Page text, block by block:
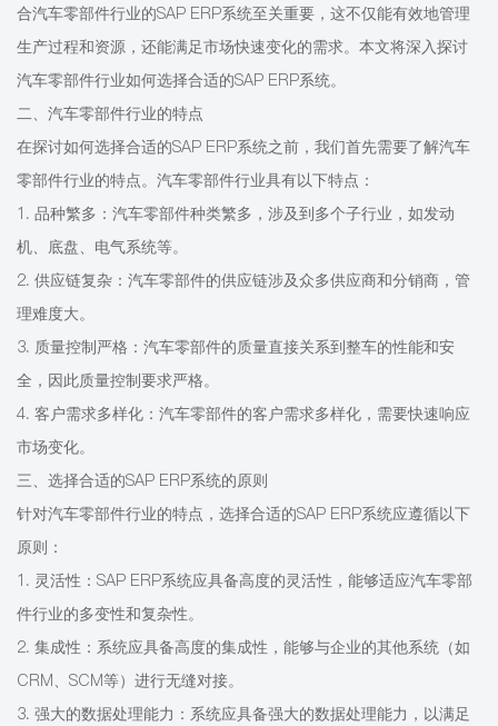
合汽车零部件行业的SAP ERP系统至关重要，这不仅能有效地管理
生产过程和资源，还能满足市场快速变化的需求。本文将深入探讨
汽车零部件行业如何选择合适的SAP ERP系统。
二、汽车零部件行业的特点
在探讨如何选择合适的SAP ERP系统之前，我们首先需要了解汽车
零部件行业的特点。汽车零部件行业具有以下特点：
1. 品种繁多：汽车零部件种类繁多，涉及到多个子行业，如发动
机、底盘、电气系统等。
2. 供应链复杂：汽车零部件的供应链涉及众多供应商和分销商，管
理难度大。
3. 质量控制严格：汽车零部件的质量直接关系到整车的性能和安
全，因此质量控制要求严格。
4. 客户需求多样化：汽车零部件的客户需求多样化，需要快速响应
市场变化。
三、选择合适的SAP ERP系统的原则
针对汽车零部件行业的特点，选择合适的SAP ERP系统应遵循以下
原则：
1. 灵活性：SAP ERP系统应具备高度的灵活性，能够适应汽车零部
件行业的多变性和复杂性。
2. 集成性：系统应具备高度的集成性，能够与企业的其他系统（如
CRM、SCM等）进行无缝对接。
3. 强大的数据处理能力：系统应具备强大的数据处理能力，以满足